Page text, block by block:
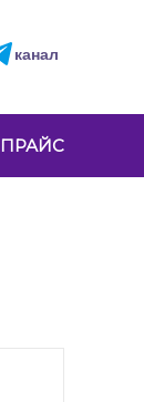
канал
ПРАЙС